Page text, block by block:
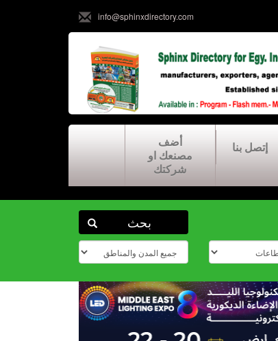
info@sphinxdirectory.com
إتصل بنا
أضف
مصنعك او
شركتك